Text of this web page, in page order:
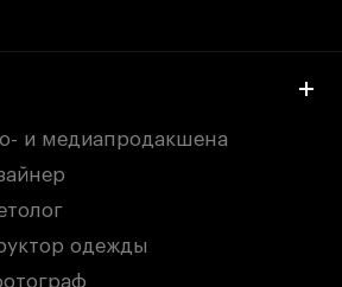
и медиапродакшена
одежды